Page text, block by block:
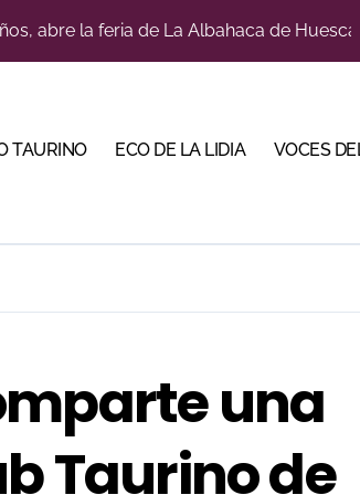
con alicientes y marcado acento torista
su temporada de figura y el palco niega
cuadro de honor de las Colombinas 2026
abre la corrida de seis rejoneadores en El
TAURINO ECO DE LA LIDIA VOCES
una
Taurino de